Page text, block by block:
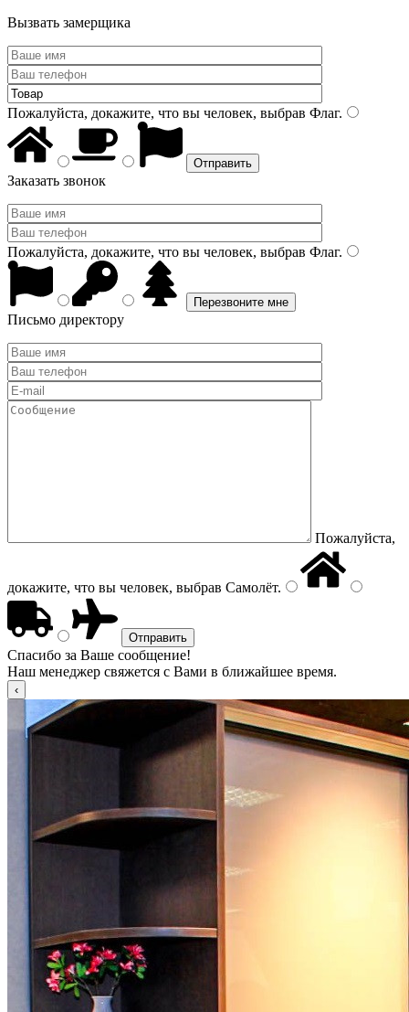
Вызвать замерщика
Пожалуйста, докажите, что вы человек, выбрав Флаг.
Заказать звонок
Пожалуйста, докажите, что вы человек, выбрав Флаг.
Письмо директору
Пожалуйста,
докажите, что вы человек, выбрав Самолёт.
Спасибо за Ваше сообщение!
Наш менеджер свяжется с Вами в ближайшее время.